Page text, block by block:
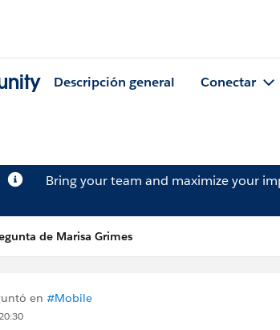
Descripción general Conectar
Bring your team and maximize your
de Marisa Grimes
en #Mobile